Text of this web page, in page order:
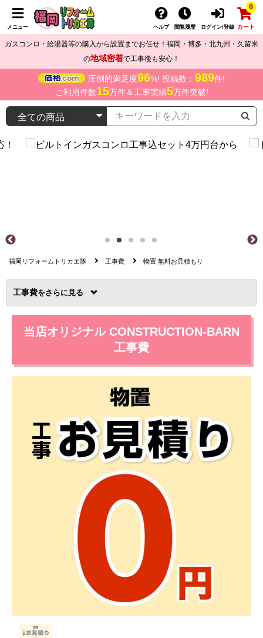
メニュー ヘルプ 閲覧履歴 ログイン/登録
0
カート
ガスコンロ・給湯器等の購入から設置までお任せ！福岡・博多・北九州・久留米
の地域密着で工事後も安心！
圧倒的満足度96%! 投稿数： 989件!
ご利用件数15万件＆工事実績5万件突破!
福岡リフォームトリカエ隊 工事費 物置 無料お見積もり
工事費を
当店オリジナル CONSTRUCTION-BARN
工事費